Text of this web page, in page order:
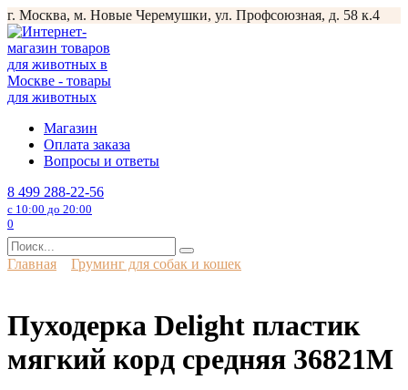
Перейти
к
содержанию
г. Москва, м. Новые Черемушки, ул. Профсоюзная, д. 58 к.4
Магазин
Оплата заказа
Вопросы и ответы
8 499 288-22-56
с 10:00 до 20:00
0
Search
for:
Главная Груминг для собак и кошек
Пуходерка Delight пластик
мягкий корд средняя 36821М